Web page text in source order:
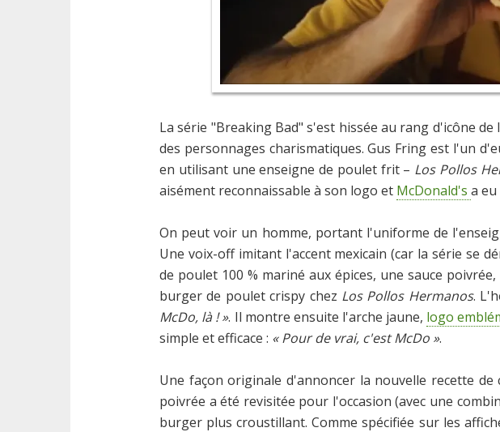
La série "Breaking Bad" s'est hissée au rang d'icône
des personnages charismatiques. Gus Fring est l'un
en utilisant une enseigne de poulet frit – Los Pollos
aisément reconnaissable à son logo et McDonald's a
On peut voir un homme, portant l'uniforme de
Une voix-off imitant l'accent mexicain (car la série se
de poulet 100 % mariné aux épices, une sauce
burger de poulet crispy chez Los Pollos Hermanos.
McDo, là ! ». Il montre ensuite l'arche jaune, logo
simple et efficace : « Pour de vrai, c'est McDo ».
Une façon originale d'annoncer la nouvelle recette
poivrée a été revisitée pour l'occasion (avec une
burger plus croustillant. Comme spécifiée sur les